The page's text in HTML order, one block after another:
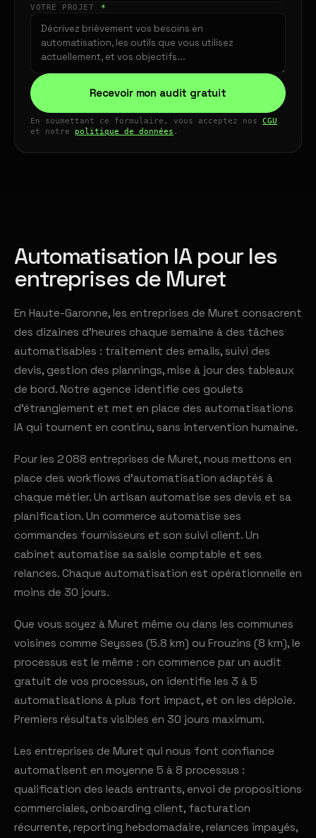
VOTRE PROJET *
Recevoir mon audit gratuit
En soumettant ce formulaire, vous acceptez nos CGU
et notre politique de données .
Automatisation IA pour les
entreprises de Muret
En Haute-Garonne, les entreprises de Muret consacrent
des dizaines d'heures chaque semaine à des tâches
automatisables : traitement des emails, suivi des
devis, gestion des plannings, mise à jour des tableaux
de bord. Notre agence identifie ces goulets
d'étranglement et met en place des automatisations
IA qui tournent en continu, sans intervention humaine.
Pour les 2 088 entreprises de Muret, nous mettons en
place des workflows d'automatisation adaptés à
chaque métier. Un artisan automatise ses devis et sa
planification. Un commerce automatise ses
commandes fournisseurs et son suivi client. Un
cabinet automatise sa saisie comptable et ses
relances. Chaque automatisation est opérationnelle en
moins de 30 jours.
Que vous soyez à Muret même ou dans les communes
voisines comme Seysses (5.8 km) ou Frouzins (8 km), le
processus est le même : on commence par un audit
gratuit de vos processus, on identifie les 3 à 5
automatisations à plus fort impact, et on les déploie.
Premiers résultats visibles en 30 jours maximum.
Les entreprises de Muret qui nous font confiance
automatisent en moyenne 5 à 8 processus :
qualification des leads entrants, envoi de propositions
commerciales, onboarding client, facturation
récurrente, reporting hebdomadaire, relances impayés,